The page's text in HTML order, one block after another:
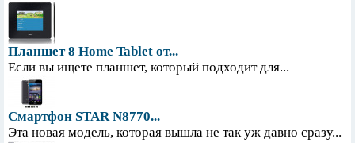
Планшет 8 Home Tablet от...
Если вы ищете планшет, который подходит для...
Смартфон STAR N8770...
Эта новая модель, которая вышла не так уж давно сразу...